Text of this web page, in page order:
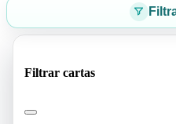
Filtrar cartas